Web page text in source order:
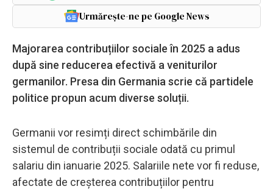
Urmărește-ne pe Google News
Majorarea contribuțiilor sociale în 2025 a adus
după sine reducerea efectivă a veniturilor
germanilor. Presa din Germania scrie că partidele
politice propun acum diverse soluții.
Germanii vor resimți direct schimbările din
sistemul de contribuții sociale odată cu primul
salariu din ianuarie 2025. Salariile nete vor fi reduse,
afectate de creșterea contribuțiilor pentru